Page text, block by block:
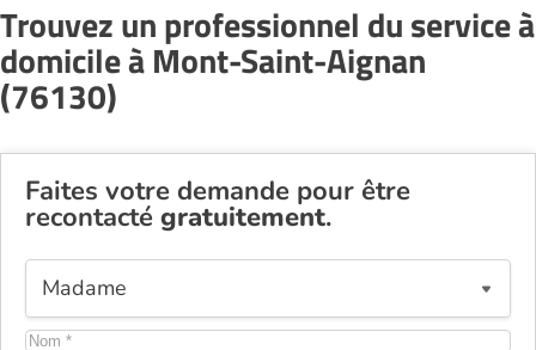
Trouvez un professionnel du service à
domicile à Mont-Saint-Aignan
(76130)
Faites votre demande pour être
recontacté gratuitement.